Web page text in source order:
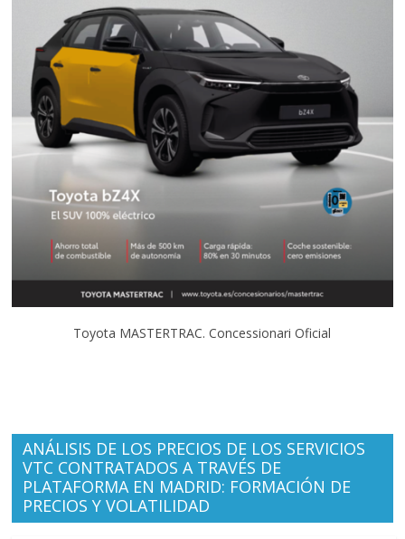
Toyota MASTERTRAC. Concessionari Oficial
ANÁLISIS DE LOS PRECIOS DE LOS SERVICIOS
VTC CONTRATADOS A TRAVÉS DE
PLATAFORMA EN MADRID: FORMACIÓN DE
PRECIOS Y VOLATILIDAD